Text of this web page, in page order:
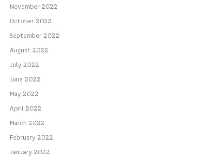
November 2022
October 2022
September 2022
August 2022
July 2022
June 2022
May 2022
April 2022
March 2022
February 2022
January 2022